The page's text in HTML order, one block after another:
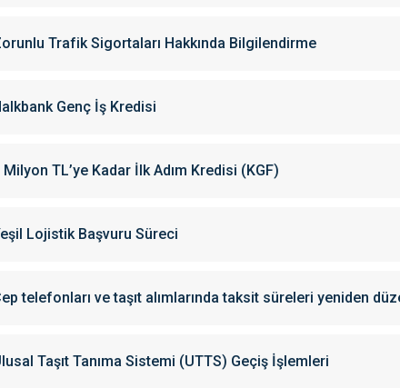
Trafik Sigortaları Hakkında Bilgilendirme
Genç İş Kredisi
Milyon TL’ye Kadar İlk Adım Kredisi (KGF)
Lojistik Başvuru Süreci
telefonları ve taşıt alımlarında taksit süreleri yeniden
Taşıt Tanıma Sistemi (UTTS) Geçiş İşlemleri